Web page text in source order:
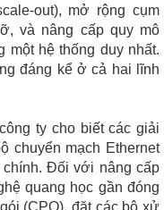
out), mở rộng cụm
và nâng cấp quy mô
một hệ thống duy nhất.
đáng kể ở cả hai lĩnh
ty cho biết các giải
chuyển mạch Ethernet
Đối với nâng cấp
quang học gần đóng